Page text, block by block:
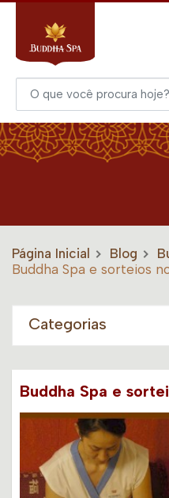
Página Inicial Blog
Buddha Spa e sorteios
Categorias
Buddha Spa e